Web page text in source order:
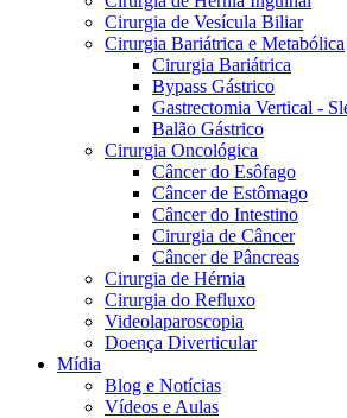
Cirurgia de Vesícula Biliar
Cirurgia Bariátrica e Metabólica
Cirurgia Bariátrica
Bypass Gástrico
Gastrectomia Vertical -
Balão Gástrico
Cirurgia Oncológica
Câncer do Esôfago
Câncer de Estômago
Câncer do Intestino
Cirurgia de Câncer
Câncer de Pâncreas
Cirurgia de Hérnia
Cirurgia do Refluxo
Videolaparoscopia
Doença Diverticular
Mídia
Blog e Notícias
Vídeos e Aulas